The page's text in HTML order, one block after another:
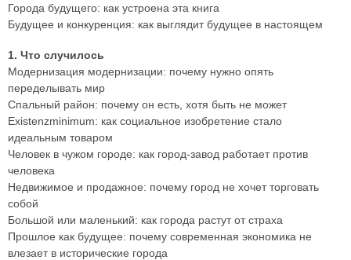
Города будущего: как устроена эта книга
Будущее и конкуренция: как выглядит будущее в настоящем
1. Что случилось
Модернизация модернизации: почему нужно опять
переделывать мир
Спальный район: почему он есть, хотя быть не может
Existenzminimum: как социальное изобретение стало
идеальным товаром
Человек в чужом городе: как город-завод работает против
человека
Недвижимое и продажное: почему город не хочет торговать
собой
Большой или маленький: как города растут от страха
Прошлое как будущее: почему современная экономика не
влезает в исторические города